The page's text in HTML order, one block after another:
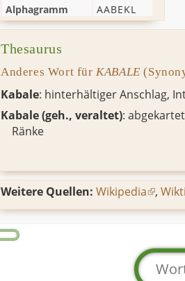
Alphagramm
AABEKL
Thesaurus
Anderes Wort für KABALE
Kabale: hinterhältiger Anschlag,
Kabale (geh., veraltet):
Ränke
Weitere Quellen: Wikipedia ,